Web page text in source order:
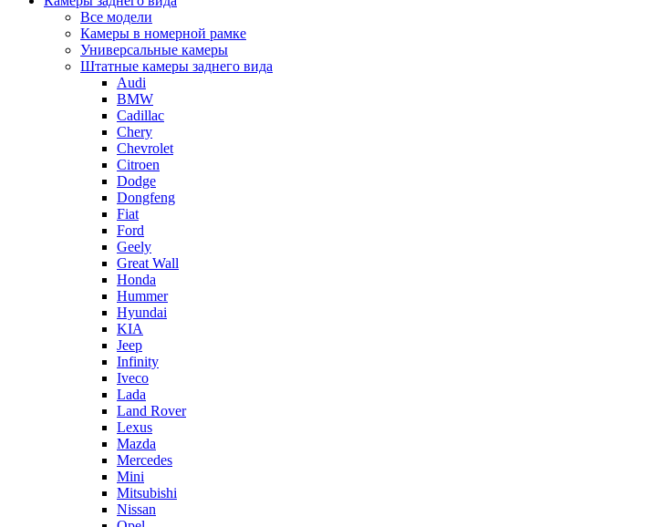
Все модели
Камеры в номерной рамке
Универсальные камеры
Штатные камеры заднего вида
Audi
BMW
Cadillac
Chery
Chevrolet
Citroen
Dodge
Dongfeng
Fiat
Ford
Geely
Great Wall
Honda
Hummer
Hyundai
KIA
Jeep
Infinity
Iveco
Lada
Land Rover
Lexus
Mazda
Mercedes
Mini
Mitsubishi
Nissan